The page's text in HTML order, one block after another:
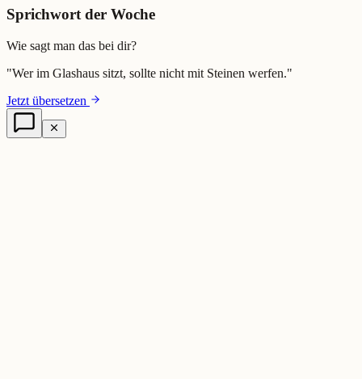
Sprichwort der Woche
Wie sagt man das bei dir?
"Wer im Glashaus sitzt, sollte nicht mit Steinen werfen."
Jetzt übersetzen